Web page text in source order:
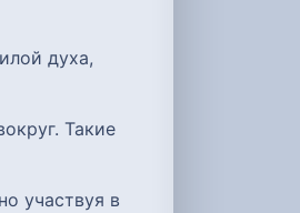
духа,
Такие
участвуя в